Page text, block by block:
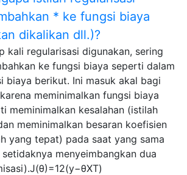
* ke fungsi biaya
dikalikan dll.)?
kali regularisasi digunakan, sering
ke fungsi biaya seperti dalam
biaya berikut. Ini masuk akal bagi
meminimalkan fungsi biaya
meminimalkan kesalahan (istilah
meminimalkan besaran koefisien
yang tepat) pada saat yang sama
setidaknya menyeimbangkan dua